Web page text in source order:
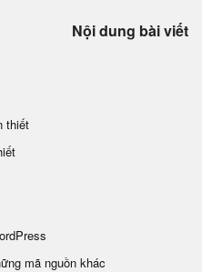
Nội dung bài viết
thiết
mã nguồn khác